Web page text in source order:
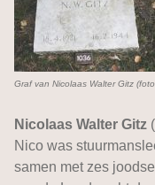
Graf van Nicolaas Walter Gitz
Nicolaas Walter Gitz
Nico was
samen met zes